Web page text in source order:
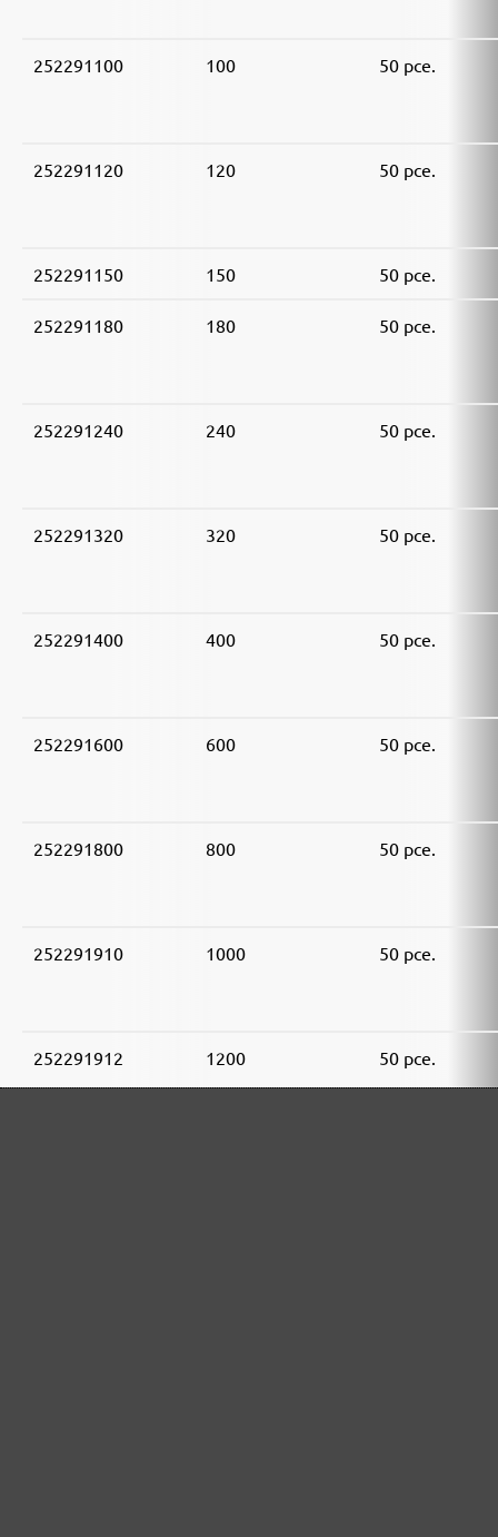
252291100 100 50 pce.
252291120 120 50 pce.
252291150 150 50 pce.
252291180 180 50 pce.
252291240 240 50 pce.
252291320 320 50 pce.
252291400 400 50 pce.
252291600 600 50 pce.
252291800 800 50 pce.
252291910 1000 50 pce.
252291912 1200 50 pce.